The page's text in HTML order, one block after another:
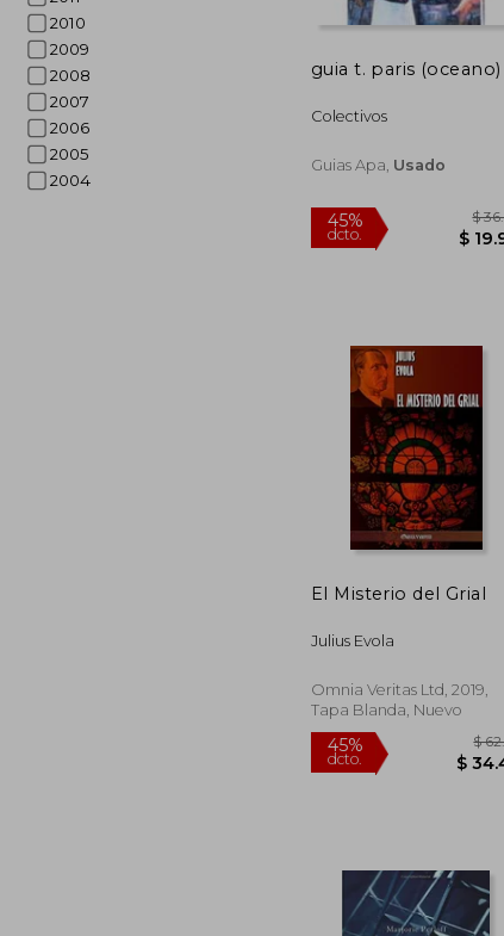
2010
2009
2008
2007
2006
2005
2004
45%
guia t. paris (oceano)
Colectivos
Guias Apa, Usado
dcto.
El Misterio del Grial
Julius Evola
Omnia Veritas Ltd, 2019,
Tapa Blanda, Nuevo